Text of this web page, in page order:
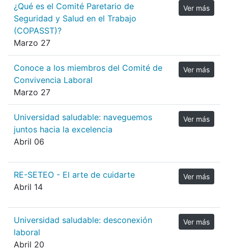
¿Qué es el Comité Paretario de
Seguridad y Salud en el Trabajo
(COPASST)?
Marzo 27
Ver más
Conoce a los miembros del Comité de
Convivencia Laboral
Marzo 27
Ver más
Universidad saludable: naveguemos
juntos hacia la excelencia
Abril 06
Ver más
RE-SETEO - El arte de cuidarte
Abril 14
Ver más
Universidad saludable: desconexión
laboral
Abril 20
Ver más